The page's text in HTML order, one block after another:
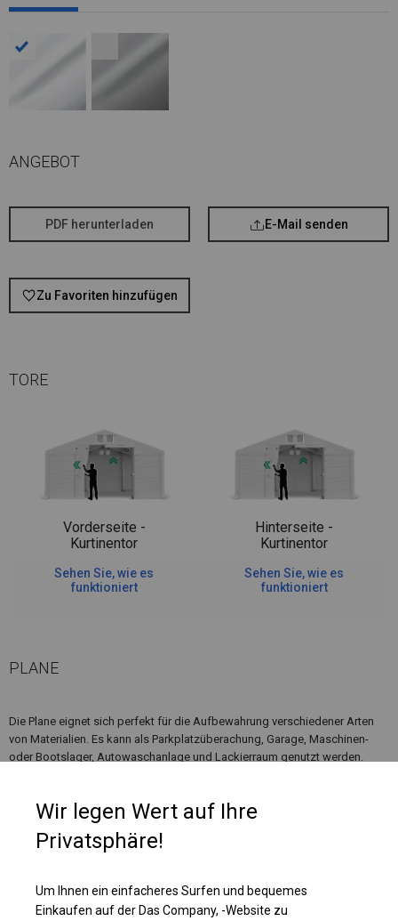
ANGEBOT
PDF herunterladen E-Mail senden
Zu Favoriten hinzufügen
TORE
Vorderseite -
Kurtinentor
Sehen Sie, wie es
funktioniert
Hinterseite -
Kurtinentor
Sehen Sie, wie es
funktioniert
PLANE
Die Plane eignet sich perfekt für die Aufbewahrung verschiedener Arten
von Materialien. Es kann als Parkplatzüberachung, Garage, Maschinen-
oder Bootslager, Autowaschanlage und Lackierraum genutzt werden.
Lagerzelt nachzudenken, in dem Sie Ihre Materialien sicher aufbewahren
Einzelheiten ansehen
Wir legen Wert auf Ihre
Privatsphäre!
Um Ihnen ein einfacheres Surfen und bequemes
Einkaufen auf der Das Company, -Website zu